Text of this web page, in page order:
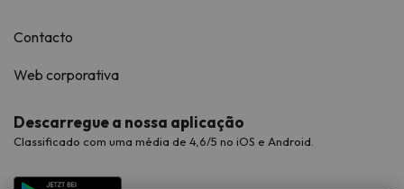
Contacto
Web corporativa
Descarregue a nossa aplicação
Classificado com uma média de 4,6/5 no iOS e Android.